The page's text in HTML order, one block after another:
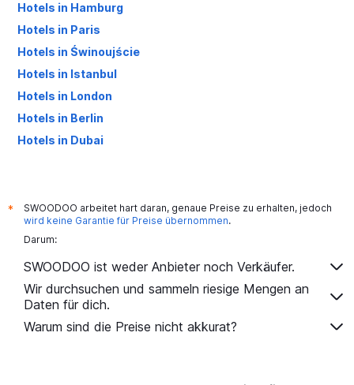
Hotels in Hamburg
Hotels in Paris
Hotels in Świnoujście
Hotels in Istanbul
Hotels in London
Hotels in Berlin
Hotels in Dubai
*
SWOODOO arbeitet hart daran, genaue Preise zu erhalten, jedoch
wird keine Garantie für Preise übernommen.
Darum:
SWOODOO ist weder Anbieter noch Verkäufer.
Wir durchsuchen und sammeln riesige Mengen an
Daten für dich.
Warum sind die Preise nicht akkurat?